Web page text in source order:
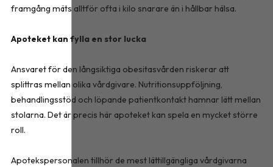
framgång mäts alltför ofta i kilo snarare än i hållbar hälsa.
Apoteket kan fylla en stor lucka
Ansvaret för den långsiktiga obesitasvården riskerar att
splittras mellan olika vårdgivare. Nutritionsuppföljning,
behandlingsstöd och löpande patientkontakt hamnar lätt mellan
stolarna. Det är precis här apoteket kan spela en mycket större
roll.
Apotekspersonalen tillhör de mest lättillgängliga vårdgivarna